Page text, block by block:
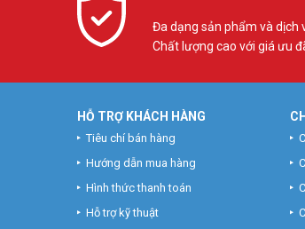
Đa dạng sản phẩm và dịch
Chất lượng cao với giá ưu
HỖ TRỢ KHÁCH HÀNG
Tiêu chí bán hàng
Hướng dẫn mua hàng
Hình thức thanh toán
Hỗ trợ kỹ thuật